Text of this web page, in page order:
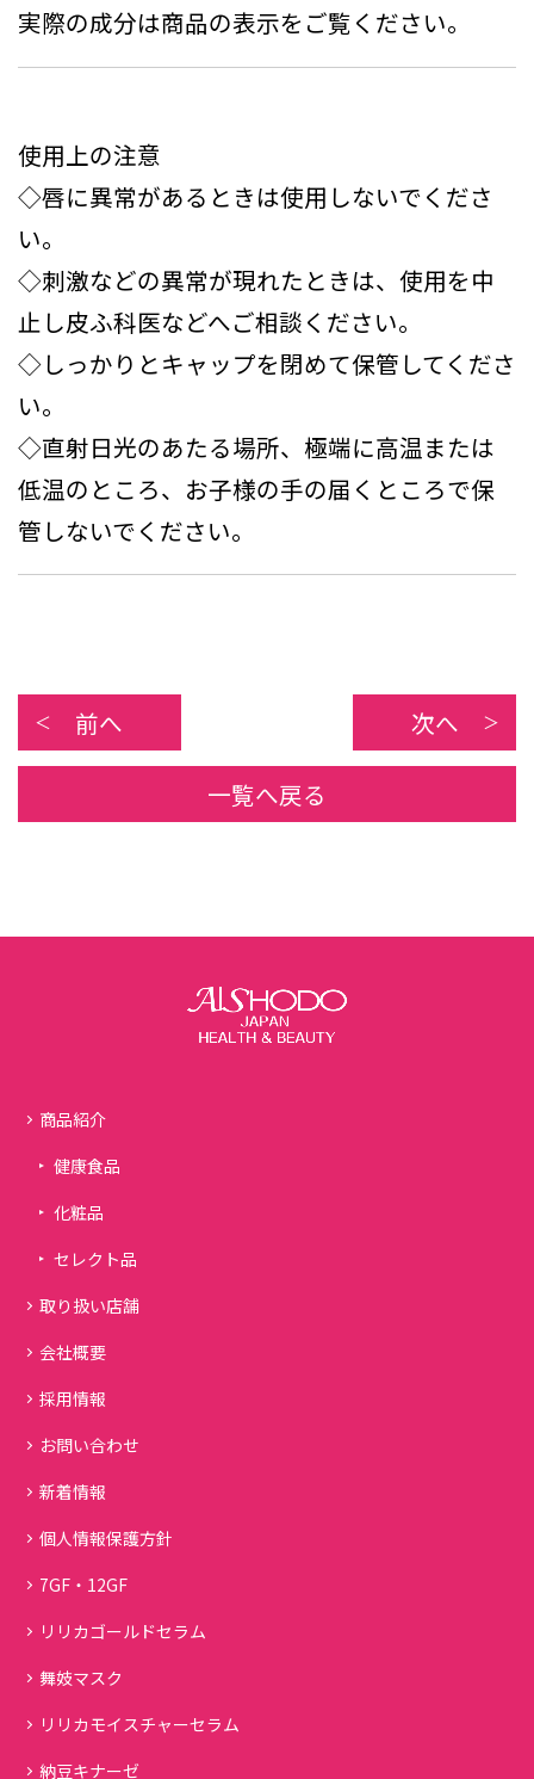
実際の成分は商品の表示をご覧ください。
使用上の注意
◇唇に異常があるときは使用しないでくださ
い。
◇刺激などの異常が現れたときは、使用を中
止し皮ふ科医などへご相談ください。
◇しっかりとキャップを閉めて保管してくださ
い。
◇直射日光のあたる場所、極端に高温または
低温のところ、お子様の手の届くところで保
管しないでください。
前へ 次へ
一覧へ戻る
商品紹介
健康食品
化粧品
セレクト品
取り扱い店舗
会社概要
採用情報
お問い合わせ
新着情報
個人情報保護方針
7GF・12GF
リリカゴールドセラム
舞妓マスク
リリカモイスチャーセラム
納豆キナーゼ